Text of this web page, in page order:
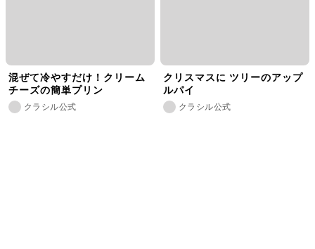
混ぜて冷やすだけ！クリーム
チーズの簡単プリン
クラシル公式
クリスマスに ツリーのアップ
ルパイ
クラシル公式